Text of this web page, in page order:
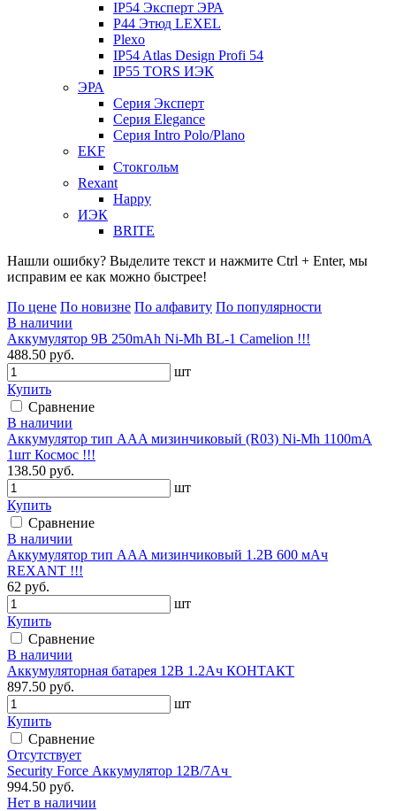
IP54 Эксперт ЭРА
P44 Этюд LEXEL
Plexo
IP54 Atlas Design Profi 54
IP55 TORS ИЭК
ЭРА
Серия Эксперт
Серия Elegance
Серия Intro Polo/Plano
EKF
Стокгольм
Rexant
Happy
ИЭК
BRITE
Нашли ошибку? Выделите текст и нажмите Ctrl + Enter, мы
исправим ее как можно быстрее!
По цене По новизне По алфавиту По популярности
В наличии
Аккумулятор 9В 250mAh Ni-Mh BL-1 Camelion !!!
488.50 руб.
шт
Купить
Сравнение
В наличии
Аккумулятор тип AAA мизинчиковый (R03) Ni-Mh 1100mA
1шт Космос !!!
138.50 руб.
шт
Купить
Сравнение
В наличии
Аккумулятор тип AAA мизинчиковый 1.2В 600 мАч
REXANT !!!
62 руб.
шт
Купить
Сравнение
В наличии
Аккумуляторная батарея 12В 1.2Ач КОНТАКТ
897.50 руб.
шт
Купить
Сравнение
Отсутствует
Security Force Аккумулятор 12В/7Ач
994.50 руб.
Нет в наличии